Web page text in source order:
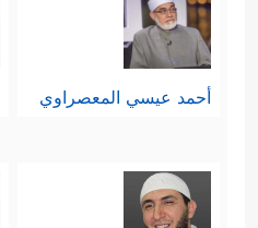
أحمد عيسي المعصراوي